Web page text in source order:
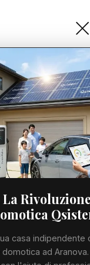
MANO:
Home
Cronaca
Viabilità
Utilità
Meteo
Eventi
casa indipendente
ad Aranova.